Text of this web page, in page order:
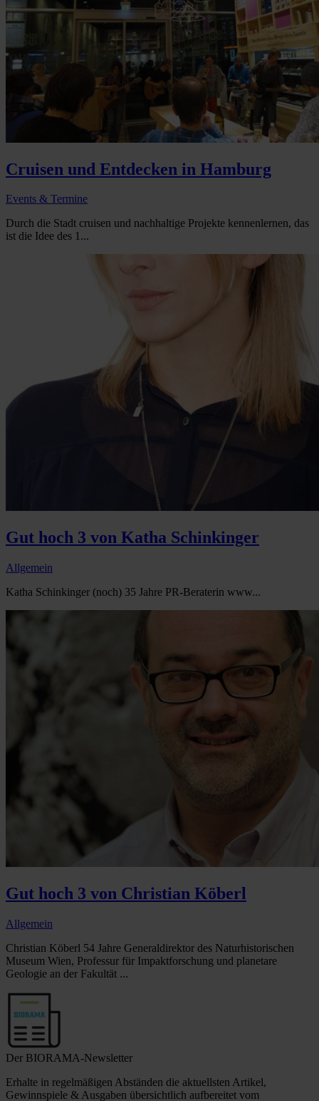
Cruisen und Entdecken in Hamburg
Events & Termine
Durch die Stadt cruisen und nachhaltige Projekte kennenlernen, das
ist die Idee des 1...
Gut hoch 3 von Katha Schinkinger
Allgemein
Katha Schinkinger (noch) 35 Jahre PR-Beraterin www...
Gut hoch 3 von Christian Köberl
Allgemein
Christian Köberl 54 Jahre Generaldirektor des Naturhistorischen
Museum Wien, Professur für Impaktforschung und planetare
Geologie an der Fakultät ...
Der BIORAMA-Newsletter
Erhalte in regelmäßigen Abständen die aktuellsten Artikel,
Gewinnspiele & Ausgaben übersichtlich aufbereitet vom